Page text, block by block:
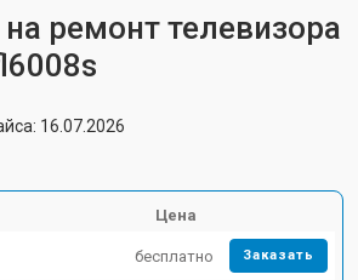
ремонт телевизора
16.07.2026
Цена
бесплатно Заказать